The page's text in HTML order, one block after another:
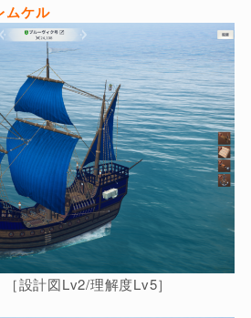
ムケル
［設計図Lv2/理解度Lv5］